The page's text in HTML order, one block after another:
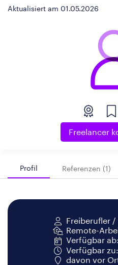
Aktualisiert am 01.05.2026
Freelancer
Profil Referenzen (1)
Freiberufler
Remote-
Verfügbar
Verfügbar
davon vor